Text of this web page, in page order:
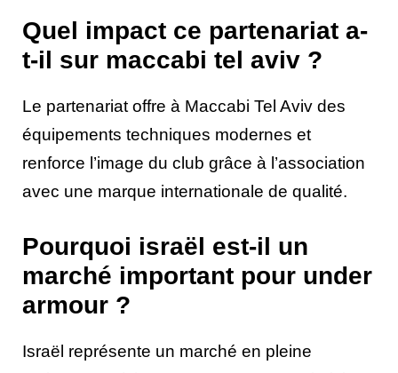
Quel impact ce partenariat a-
t-il sur maccabi tel aviv ?
Le partenariat offre à Maccabi Tel Aviv des
équipements techniques modernes et
renforce l’image du club grâce à l’association
avec une marque internationale de qualité.
Pourquoi israël est-il un
marché important pour under
armour ?
Israël représente un marché en pleine